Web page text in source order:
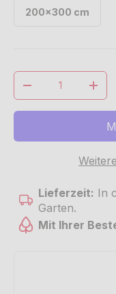
200x300 cm
Anzahl
Menge verringern
Lieferzeit: In
Garten.
Mit Ihrer